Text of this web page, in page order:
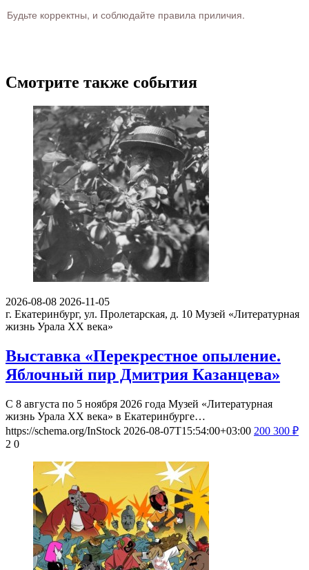
Будьте корректны, и соблюдайте правила приличия.
Смотрите также события
2026-08-08 2026-11-05
г. Екатеринбург, ул. Пролетарская, д. 10 Музей «Литературная
жизнь Урала ХХ века»
Выставка «Перекрестное опыление.
Яблочный пир Дмитрия Казанцева»
С 8 августа по 5 ноября 2026 года Музей «Литературная
жизнь Урала ХХ века» в Екатеринбурге…
https://schema.org/InStock 2026-08-07T15:54:00+03:00 200 300 ₽
2 0